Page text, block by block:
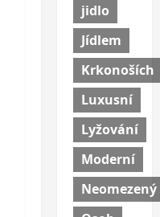
jidlo
Jídlem
Krkonoších
Luxusní
Lyžování
Moderní
Neomezený